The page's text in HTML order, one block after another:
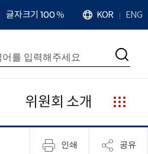
확
대
치
글자크기 100%
언
어
KOR ENG
검
위원회 소개
누
리
집
인쇄 공유